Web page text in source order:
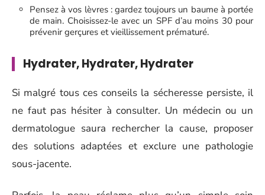
Pensez à vos lèvres : gardez toujours un baume à portée
de main. Choisissez-le avec un SPF d’au moins 30 pour
prévenir gerçures et vieillissement prématuré.
Hydrater, Hydrater, Hydrater
Si malgré tous ces conseils la sécheresse persiste, il
ne faut pas hésiter à consulter. Un médecin ou un
dermatologue saura rechercher la cause, proposer
des solutions adaptées et exclure une pathologie
sous-jacente.